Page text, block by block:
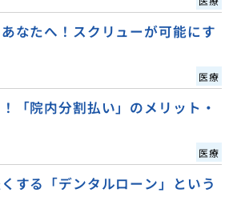
なたへ！スクリューが可能にす
医療
「院内分割払い」のメリット・
医療
する「デンタルローン」という